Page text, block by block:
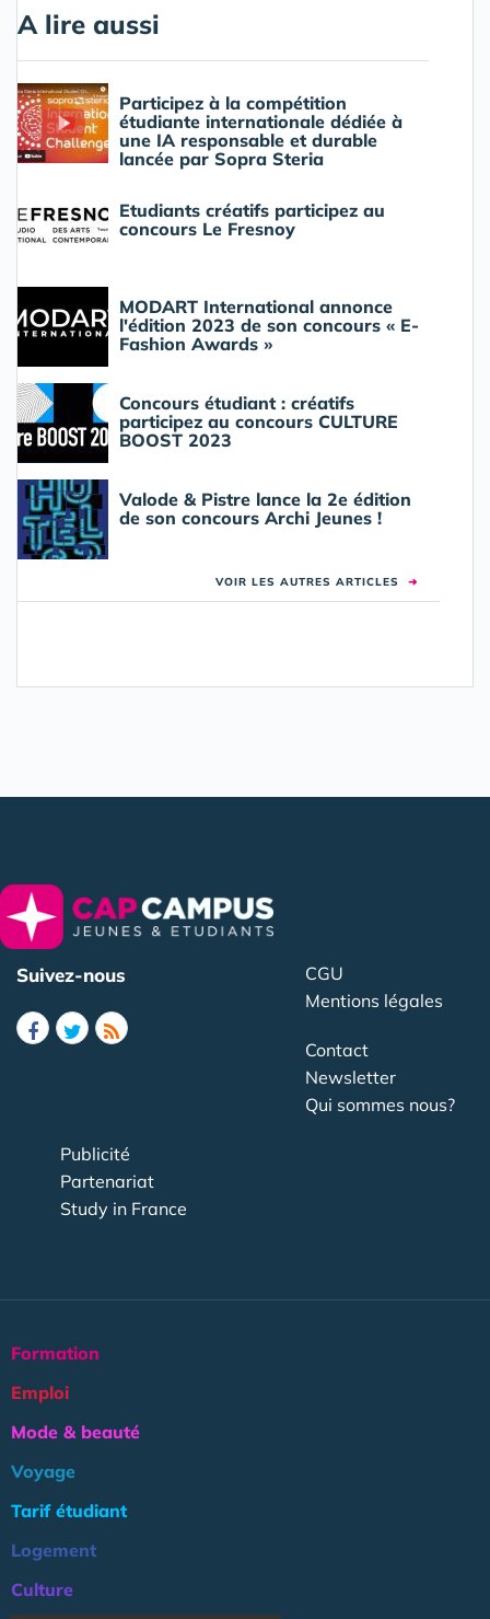
A lire aussi
Participez à la compétition
étudiante internationale dédiée à
une IA responsable et durable
lancée par Sopra Steria
Etudiants créatifs participez au
concours Le Fresnoy
MODART International annonce
l'édition 2023 de son concours « E-
Fashion Awards »
Concours étudiant : créatifs
participez au concours CULTURE
BOOST 2023
Valode & Pistre lance la 2e édition
de son concours Archi Jeunes !
VOIR LES AUTRES ARTICLES ➜
Suivez-nous
CGU
Mentions légales
Contact
Newsletter
Qui sommes nous?
Publicité
Partenariat
Study in France
Formation
Emploi
Mode & beauté
Voyage
Tarif étudiant
Logement
Culture